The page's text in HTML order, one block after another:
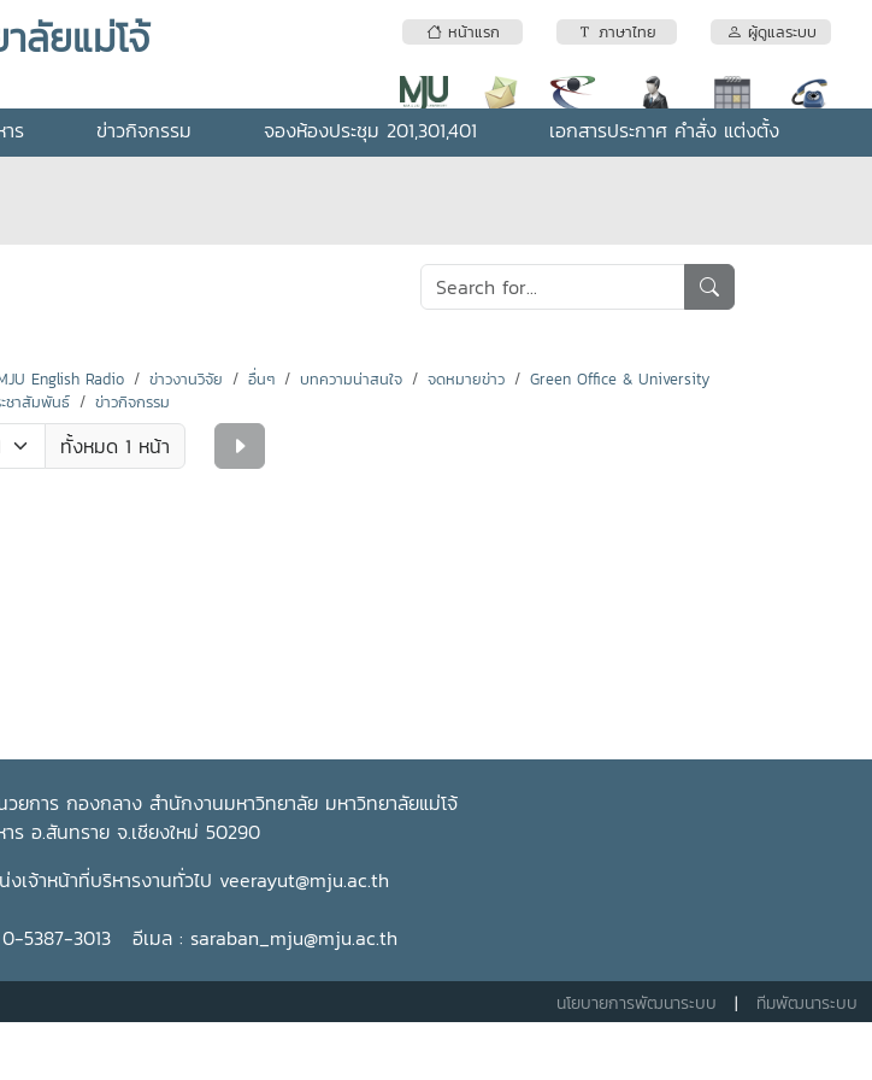
หน้าแรก ภาษาไทย ผู้ดูแลระบบ
ลัยแม่โจ้
ร ข่าวกิจกรรม จองห้องประชุม 201,301,401 เอกสารประกาศ คำสั่ง แต่งตั้ง
English Radio ข่าวงานวิจัย อื่นๆ บทความน่าสนใจ จดหมายข่าว
Green Office & University
ชาสัมพันธ์ ข่าวกิจกรรม
ทั้งหมด 1 หน้า
ยการ กองกลาง สำนักงานมหาวิทยาลัย มหาวิทยาลัยแม่โจ้
อ.สันทราย จ.เชียงใหม่ 50290
เจ้าหน้าที่บริหารงานทั่วไป veerayut@mju.ac.th
5387-3013 อีเมล : saraban_mju@mju.ac.th
นโยบายการพัฒนาระบบ | ทีมพัฒนาระบบ